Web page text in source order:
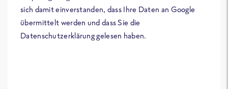
sich damit einverstanden, dass Ihre Daten an Google
übermittelt werden und dass Sie die
Datenschutzerklärung gelesen haben.